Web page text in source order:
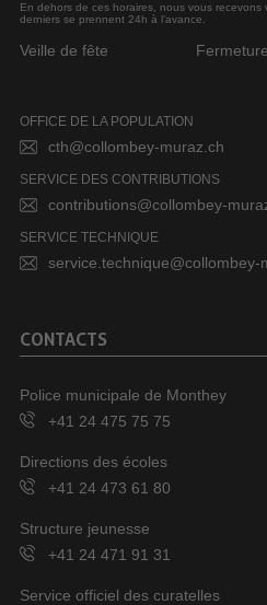
En dehors de ces horaires, nous vous recevons
derniers se prennent 24h à l’avance.
Veille de fête
OFFICE DE LA POPULATION
cth@collombey-muraz.ch
SERVICE DES CONTRIBUTIONS
contributions@collombey-
SERVICE TECHNIQUE
service.technique@collombey-
CONTACTS
Police municipale de Monthey
+41 24 475 75 75
Directions des écoles
+41 24 473 61 80
Structure jeunesse
+41 24 471 91 31
Service officiel des curatelles